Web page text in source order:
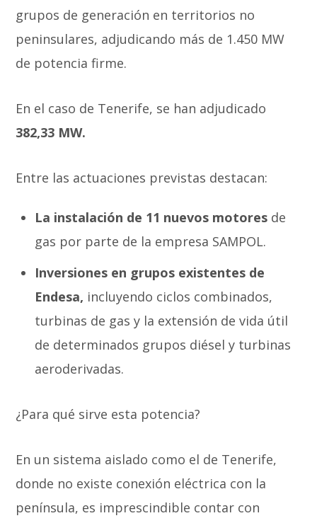
grupos de generación en territorios no
peninsulares, adjudicando más de 1.450 MW
de potencia firme.
En el caso de Tenerife, se han adjudicado
382,33 MW.
Entre las actuaciones previstas destacan:
La instalación de 11 nuevos motores de
gas por parte de la empresa SAMPOL.
Inversiones en grupos existentes de
Endesa, incluyendo ciclos combinados,
turbinas de gas y la extensión de vida útil
de determinados grupos diésel y turbinas
aeroderivadas.
¿Para qué sirve esta potencia?
En un sistema aislado como el de Tenerife,
donde no existe conexión eléctrica con la
península, es imprescindible contar con